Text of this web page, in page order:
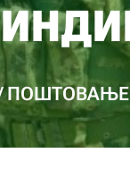
ПОШТОВАЊЕ